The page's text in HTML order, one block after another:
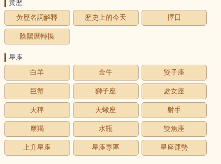
黃歷
黃歷名詞解釋
歷史上的今天 擇日
陰陽曆轉換
星座
白羊
金牛 雙子座
巨蟹 獅子座 處女座
天秤 天蠍座 射手
摩羯 水瓶 雙魚座
上升星座 星座專區 星座運勢